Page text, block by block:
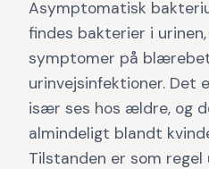
Asymptomatisk
findes bakterier i
symptomer på
urinvejsinfektioner. Det
især ses hos ældre, og
almindeligt blandt
Tilstanden er som